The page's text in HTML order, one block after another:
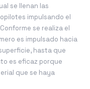
se llenan las
impulsando el
se realiza el
es impulsado hacia
hasta que
es eficaz porque
que se haya